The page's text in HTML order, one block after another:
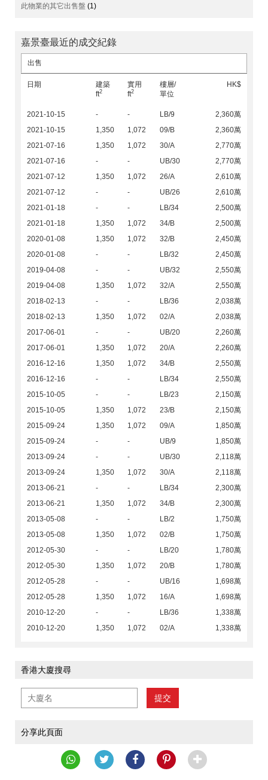
此物業的其它出售盤 (1)
嘉景臺最近的成交紀錄
出售
日期
建築
ft2
實用
ft2
樓層/
單位
HK$
2021-10-15 - - LB/9
2,360萬
2021-10-15
1,350 1,072 09/B
2,360萬
2021-07-16
1,350 1,072 30/A
2,770萬
2021-07-16
- - UB/30
2,770萬
2021-07-12
1,350 1,072 26/A
2,610萬
2021-07-12
- - UB/26
2,610萬
2021-01-18
- - LB/34
2,500萬
2021-01-18
1,350 1,072 34/B
2,500萬
2020-01-08
1,350 1,072 32/B
2,450萬
2020-01-08
- - LB/32
2,450萬
2019-04-08
- - UB/32
2,550萬
2019-04-08
1,350 1,072 32/A
2,550萬
2018-02-13
- - LB/36
2,038萬
2018-02-13
1,350 1,072 02/A
2,038萬
2017-06-01
- - UB/20
2,260萬
2017-06-01
1,350 1,072 20/A
2,260萬
2016-12-16
1,350 1,072 34/B
2,550萬
2016-12-16
- - LB/34
2,550萬
2015-10-05
- - LB/23
2,150萬
2015-10-05
1,350 1,072 23/B
2,150萬
2015-09-24
1,350 1,072 09/A
1,850萬
2015-09-24
- - UB/9
1,850萬
2013-09-24
- - UB/30
2,118萬
2013-09-24
1,350 1,072 30/A
2,118萬
2013-06-21
- - LB/34
2,300萬
2013-06-21
1,350 1,072 34/B
2,300萬
2013-05-08
- - LB/2
1,750萬
2013-05-08
1,350 1,072 02/B
1,750萬
2012-05-30
- - LB/20
1,780萬
2012-05-30
1,350 1,072 20/B
1,780萬
2012-05-28
- - UB/16
1,698萬
2012-05-28
1,350 1,072 16/A
1,698萬
2010-12-20
- - LB/36
1,338萬
2010-12-20
1,350 1,072 02/A 1,338萬
香港大廈搜尋
提交
分享此頁面